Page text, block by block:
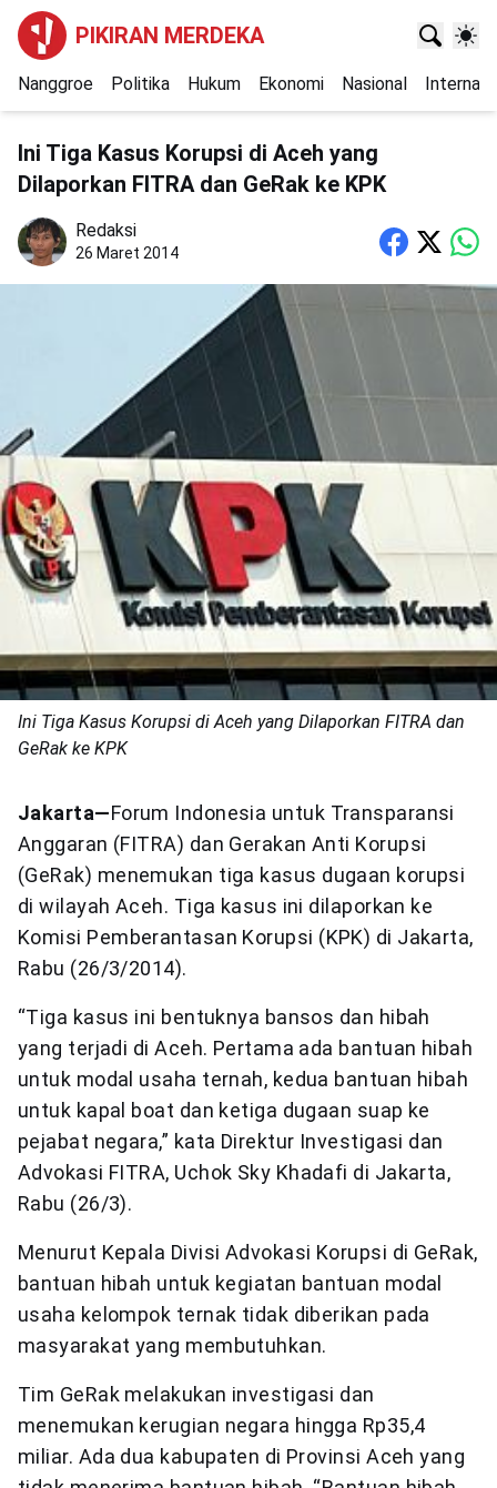
PIKIRAN MERDEKA
Nanggroe Politika Hukum Ekonomi Nasional
Ini Tiga Kasus Korupsi di Aceh yang
Dilaporkan FITRA dan GeRak ke KPK
Redaksi
26 Maret 2014
Ini Tiga Kasus Korupsi di Aceh yang Dilaporkan FITRA dan
GeRak ke KPK
Jakarta—Forum Indonesia untuk Transparansi
Anggaran (FITRA) dan Gerakan Anti Korupsi
(GeRak) menemukan tiga kasus dugaan korupsi
di wilayah Aceh. Tiga kasus ini dilaporkan ke
Komisi Pemberantasan Korupsi (KPK) di Jakarta,
Rabu (26/3/2014).
“Tiga kasus ini bentuknya bansos dan hibah
yang terjadi di Aceh. Pertama ada bantuan hibah
untuk modal usaha ternah, kedua bantuan hibah
untuk kapal boat dan ketiga dugaan suap ke
pejabat negara,” kata Direktur Investigasi dan
Advokasi FITRA, Uchok Sky Khadafi di Jakarta,
Rabu (26/3).
Menurut Kepala Divisi Advokasi Korupsi di GeRak,
bantuan hibah untuk kegiatan bantuan modal
usaha kelompok ternak tidak diberikan pada
masyarakat yang membutuhkan.
Tim GeRak melakukan investigasi dan
menemukan kerugian negara hingga Rp35,4
miliar. Ada dua kabupaten di Provinsi Aceh yang